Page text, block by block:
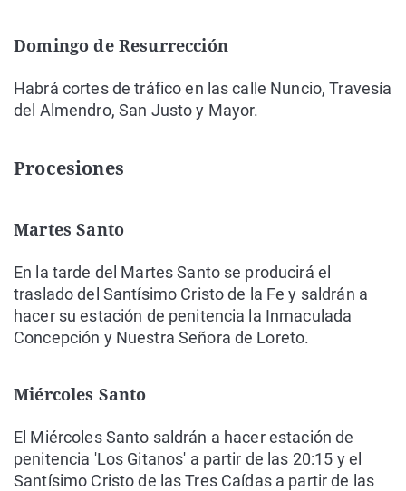
Domingo de Resurrección
Habrá cortes de tráfico en las calle Nuncio, Travesía
del Almendro, San Justo y Mayor.
Procesiones
Martes Santo
En la tarde del Martes Santo se producirá el
traslado del Santísimo Cristo de la Fe y saldrán a
hacer su estación de penitencia la Inmaculada
Concepción y Nuestra Señora de Loreto.
Miércoles Santo
El Miércoles Santo saldrán a hacer estación de
penitencia 'Los Gitanos' a partir de las 20:15 y el
Santísimo Cristo de las Tres Caídas a partir de las